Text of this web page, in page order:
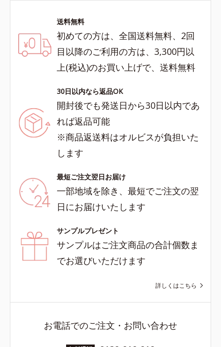
送料無料
初めての方は、全国送料無料、2回
目以降のご利用の方は、3,300円以
上(税込)のお買い上げで、送料無料
30日以内なら返品OK
開封後でも発送日から30日以内であ
れば返品可能
※商品返送料はオルビスが負担いた
します
最短ご注文翌日お届け
一部地域を除き、最短でご注文の翌
日にお届けいたします
サンプルプレゼント
サンプルはご注文商品の合計個数ま
でお選びいただけます
詳しくはこちら
お電話でのご注文・お問い合わせ